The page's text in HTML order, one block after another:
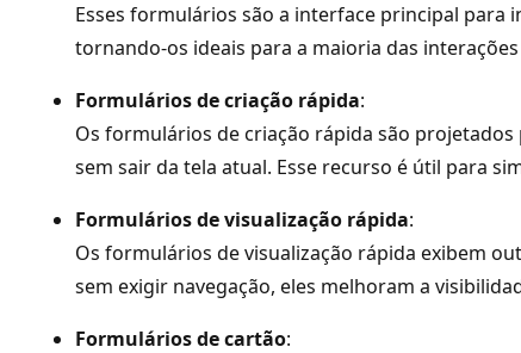
Esses formulários são a interface principal
tornando-os ideais para a maioria das
Formulários de criação rápida:
Os formulários de criação rápida são
sem sair da tela atual. Esse recurso é útil para
Formulários de visualização rápida:
Os formulários de visualização rápida exibem
sem exigir navegação, eles melhoram a
Formulários de cartão: